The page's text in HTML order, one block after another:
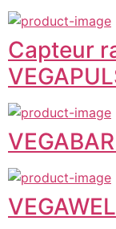
Capteur